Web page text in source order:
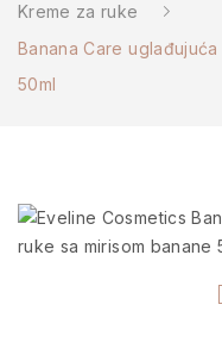
Kreme za ruke
Banana Care
50ml